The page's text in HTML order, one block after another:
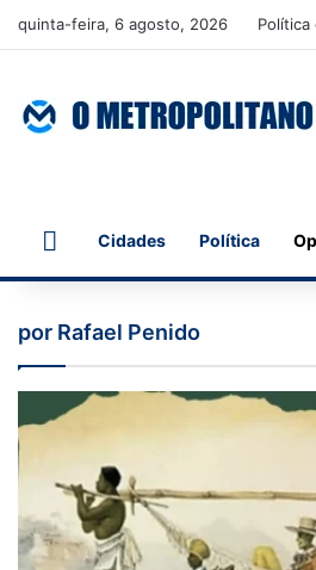
quinta-feira, 6 agosto, 2026 Política
InícioCidades Política
por Rafael Penido